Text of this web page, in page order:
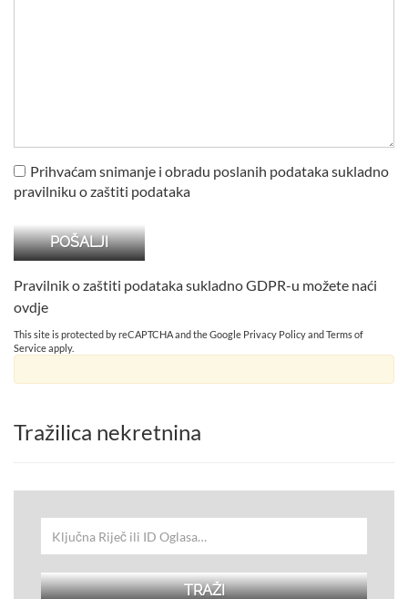
Prihvaćam snimanje i obradu poslanih podataka sukladno
pravilniku o zaštiti podataka
Pravilnik o zaštiti podataka sukladno GDPR-u možete naći
ovdje
This site is protected by reCAPTCHA and the Google Privacy PolicyandTerms of
Serviceapply.
Tražilica nekretnina